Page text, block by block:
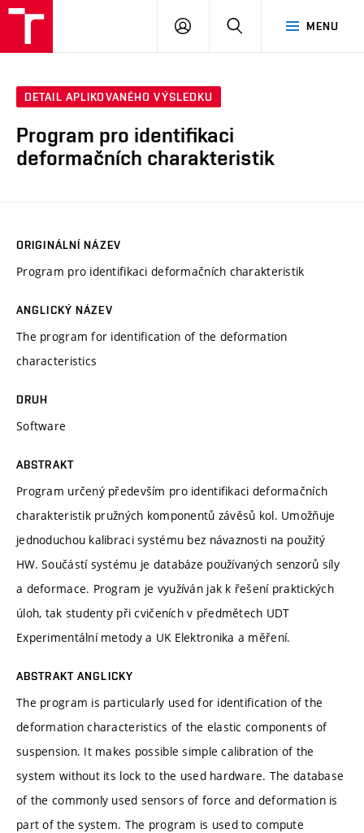
MENU
PŘIHLÁSIT
DETAIL APLIKOVANÉHO VÝSLEDKU
Program pro identifikaci
deformačních charakteristik
ORIGINÁLNÍ NÁZEV
Program pro identifikaci deformačních charakteristik
ANGLICKÝ NÁZEV
The program for identification of the deformation
characteristics
DRUH
Software
ABSTRAKT
Program určený především pro identifikaci deformačních
charakteristik pružných komponentů závěsů kol. Umožňuje
jednoduchou kalibraci systému bez návaznosti na použitý
HW. Součástí systému je databáze používaných senzorů síly
a deformace. Program je využíván jak k řešení praktických
úloh, tak studenty při cvičeních v předmětech UDT
Experimentální metody a UK Elektronika a měření.
ABSTRAKT ANGLICKY
The program is particularly used for identification of the
deformation characteristics of the elastic components of
suspension. It makes possible simple calibration of the
system without its lock to the used hardware. The database
of the commonly used sensors of force and deformation is
part of the system. The program is used to compute